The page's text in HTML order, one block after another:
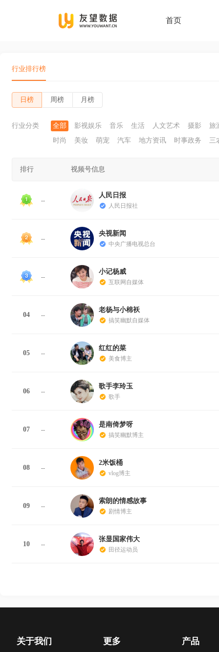
首页
行业排行榜
日榜 周榜 月榜
行业分类 全部 影视娱乐 音乐 生活 人文艺术 摄影
旅
时尚
美妆 萌宠 汽车 地方资讯 时事政务 三
排行 视频号信息
--
人民日报
人民日报社
--
央视新闻
中央广播电视总台
--
小记杨威
互联网自媒体
04 --
老杨与小棉袄
搞笑幽默自媒体
05 --
红红的菜
美食博主
06 --
歌手李玲玉
歌手
07 --
是南倚梦呀
搞笑幽默博主
08 --
2米饭桶
vlog博主
09 --
索朗的情感故事
剧情博主
10 --
张显国家伟大
田径运动员
关于我们 更多 产品